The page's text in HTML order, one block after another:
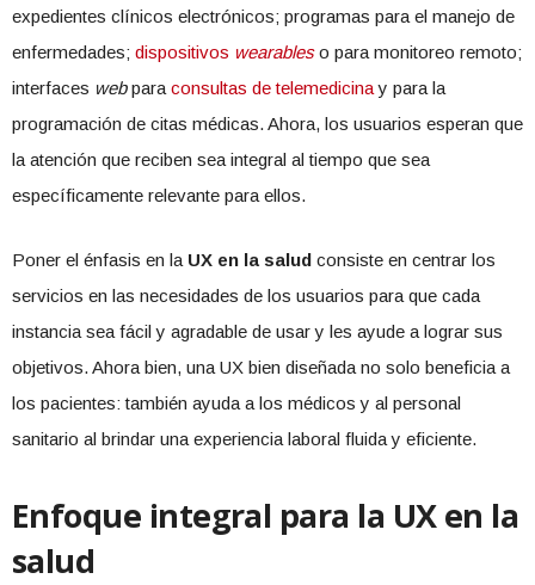
expedientes clínicos electrónicos; programas para el manejo de
enfermedades; dispositivos wearableso para monitoreo remoto;
interfaces webpara consultas de telemedicinay para la
programación de citas médicas. Ahora, los usuarios esperan que
la atención que reciben sea integral al tiempo que sea
específicamente relevante para ellos.
Poner el énfasis en la UX en la salud consiste en centrar los
servicios en las necesidades de los usuarios para que cada
instancia sea fácil y agradable de usar y les ayude a lograr sus
objetivos. Ahora bien, una UX bien diseñada no solo beneficia a
los pacientes: también ayuda a los médicos y al personal
sanitario al brindar una experiencia laboral fluida y eficiente.
Enfoque integral para la UX en la
salud